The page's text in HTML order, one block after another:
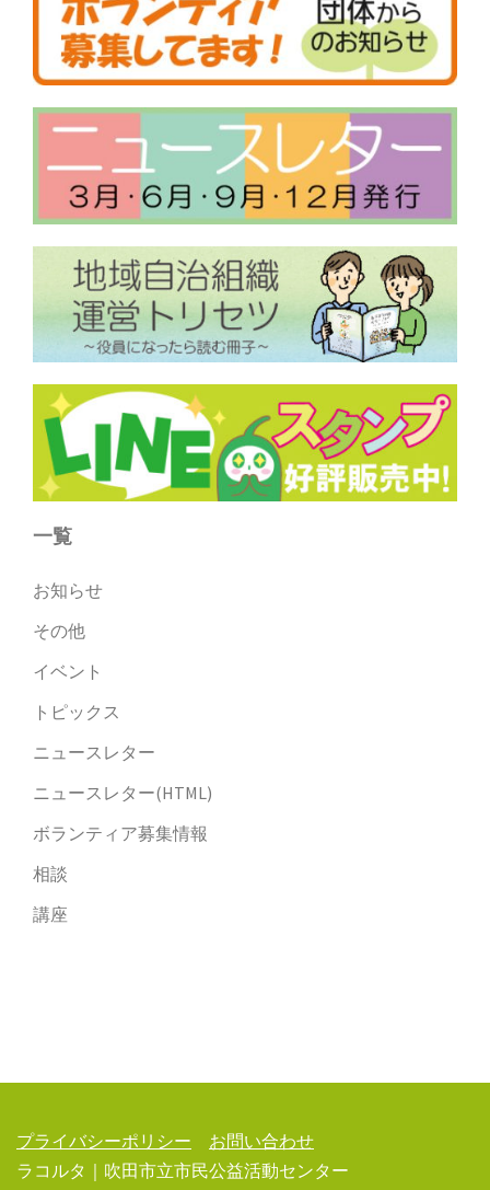
一覧
お知らせ
その他
イベント
トピックス
ニュースレター
ニュースレター(HTML)
ボランティア募集情報
相談
講座
プライバシーポリシー
お問い合わせ
ラコルタ｜吹田市立市民公益活動センター